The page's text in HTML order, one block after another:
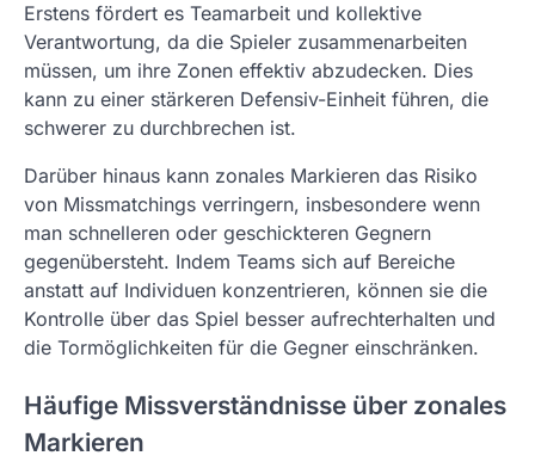
Erstens fördert es Teamarbeit und kollektive
Verantwortung, da die Spieler zusammenarbeiten
müssen, um ihre Zonen effektiv abzudecken. Dies
kann zu einer stärkeren Defensiv-Einheit führen, die
schwerer zu durchbrechen ist.
Darüber hinaus kann zonales Markieren das Risiko
von Missmatchings verringern, insbesondere wenn
man schnelleren oder geschickteren Gegnern
gegenübersteht. Indem Teams sich auf Bereiche
anstatt auf Individuen konzentrieren, können sie die
Kontrolle über das Spiel besser aufrechterhalten und
die Tormöglichkeiten für die Gegner einschränken.
Häufige Missverständnisse über zonales
Markieren